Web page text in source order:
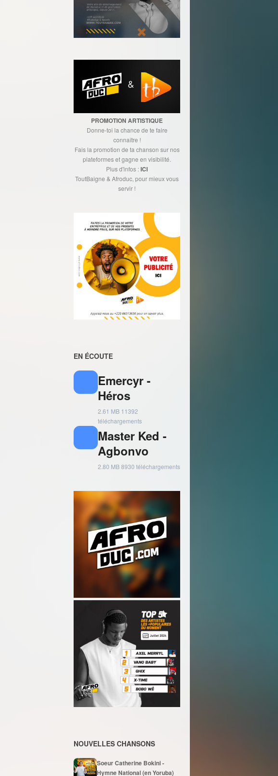
PROMOTION ARTISTIQUE
Donne-toi la chance de te faire
connaître !
Fais la promotion de ta chanson sur nos
plateformes et gagne en visibilité.
Plus d'infos :ICI
ToutBaigne & Afroduc, pour mieux vous
servir !
EN ÉCOUTE
Emercyr -
Héros
2.61 MB 11392
téléchargements
Master Ked -
Agbonvo
2.80 MB8930 téléchargements
NOUVELLES CHANSONS
Soeur Catherine Bokini -
Hymne National (en Yoruba)